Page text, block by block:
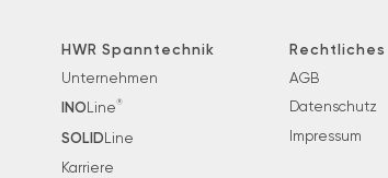
HWR Spanntechnik
Unternehmen
INO Line®
SOLID Line
Karriere
Rechtliches
AGB
Datenschutz
Impressum